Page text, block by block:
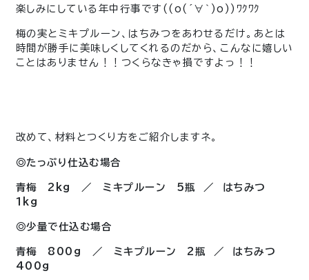
楽しみにしている年中行事です ((o(´ ∀ ｀ )o)) ﾜｸﾜｸ
梅の実とミキプルーン、はちみつをあわせるだけ。あとは
時間が勝手に美味しくしてくれるのだから、こんなに嬉しい
ことはありません！！つくらなきゃ損ですよっ！！
改めて、材料とつくり方をご紹介しますネ。
◎たっぷり仕込む場合
青梅 2kg ／ ミキプルーン 5瓶 ／ はちみつ
1kg
◎少量で仕込む場合
青梅 800g ／ ミキプルーン 2瓶 ／ はちみつ
400g